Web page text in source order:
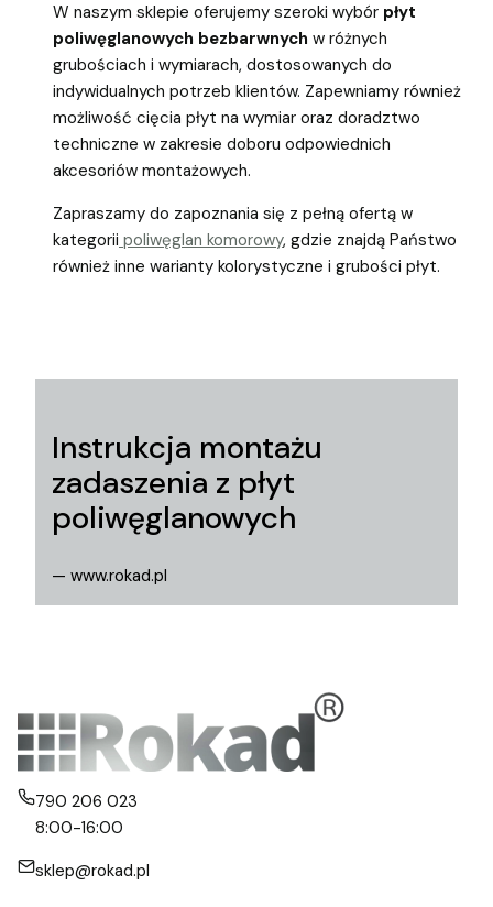
W naszym sklepie oferujemy szeroki wybór płyt
poliwęglanowych bezbarwnych w różnych
grubościach i wymiarach, dostosowanych do
indywidualnych potrzeb klientów. Zapewniamy również
możliwość cięcia płyt na wymiar oraz doradztwo
techniczne w zakresie doboru odpowiednich
akcesoriów montażowych.
Zapraszamy do zapoznania się z pełną ofertą w
kategorii poliwęglan komorowy, gdzie znajdą Państwo
również inne warianty kolorystyczne i grubości płyt.
Instrukcja montażu
zadaszenia z płyt
poliwęglanowych
— www.rokad.pl
790 206 023
8:00-16:00
sklep@rokad.pl